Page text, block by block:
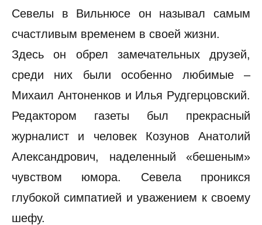
Севелы в Вильнюсе он называл самым
счастливым временем в своей жизни.
Здесь он обрел замечательных друзей,
среди них были особенно любимые –
Михаил Антоненков и Илья Рудгерцовский.
Редактором газеты был прекрасный
журналист и человек Козунов Анатолий
Александрович, наделенный «бешеным»
чувством юмора. Севела проникся
глубокой симпатией и уважением к своему
шефу.